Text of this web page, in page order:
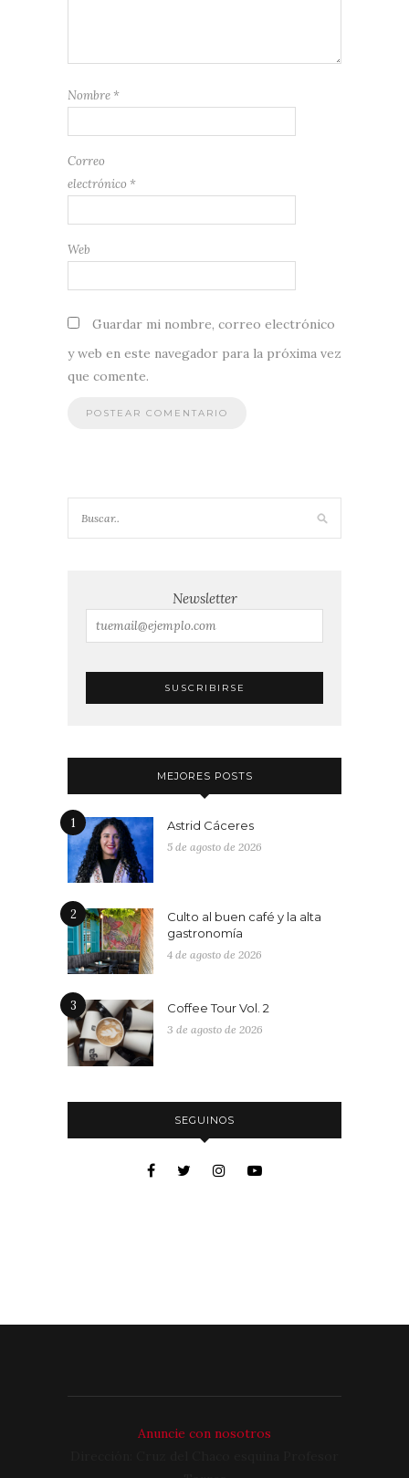
Nombre *
Correo
electrónico *
Web
Guardar mi nombre, correo electrónico
y web en este navegador para la próxima vez
que comente.
Newsletter
MEJORES POSTS
1 Astrid Cáceres
5 de agosto de 2026
2
Culto al buen café y la alta
gastronomía
4 de agosto de 2026
3 Coffee Tour Vol. 2
3 de agosto de 2026
SEGUINOS
Anuncie con nosotros